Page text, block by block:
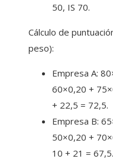
50, IS 70.
Cálculo de
peso):
Empresa A:
60×0,20 +
+ 22,5 = 72,5.
Empresa B:
50×0,20 +
10 + 21 = 67,5.